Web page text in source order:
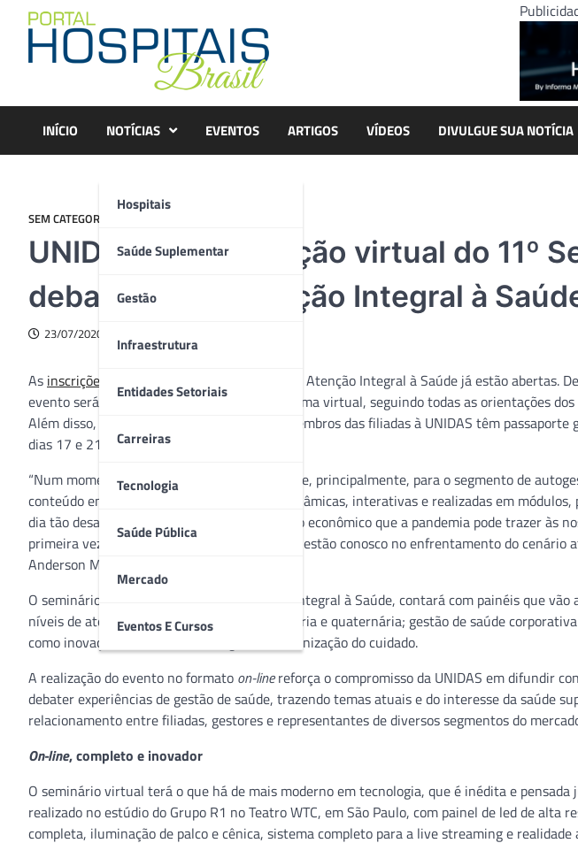
content
INÍCIO NOTÍCIAS
Hospitais
Saúde Suplementar
Gestão
Infraestrutura
Entidades Setoriais
Carreiras
Tecnologia
Saúde Pública
Mercado
Eventos E Cursos
EVENTOS ARTIGOS VÍDEOS DIVULGUE SUA NOTÍCIA
SEM CATEGORIA
UNIDAS realiza edição virtual do 11º
debate sobre Atenção Integral à
23/07/2020
As inscrições
para o 11° Seminário UNIDAS – Atenção Integral à Saúde já estão abertas.
evento será realizado pela primeira vez de forma virtual, seguindo todas as orientações
Além disso, neste ano, todos os gestores e membros das filiadas à UNIDAS têm
dias 17 e 21 de agosto.
“Num momento tão difícil para o nosso setor, e, principalmente, para o segmento de
conteúdo enriquecedor. As palestras serão dinâmicas, interativas e realizadas em
dia tão desafiador. Pensando ainda no impacto econômico que a pandemia pode trazer às
primeira vez 100% das inscrições àqueles que estão conosco no enfrentamento do cenário
Anderson Mendes.
O seminário, que vai debater sobre Atenção Integral à Saúde, contará com painéis que
níveis de atenção primária, secundária, terciária e quaternária; gestão de saúde
como inovação e o uso da tecnologia na humanização do cuidado.
A realização do evento no formato on-linereforça o compromisso da UNIDAS em difundir
debater experiências de gestão de saúde, trazendo temas atuais e do interesse da saúde
relacionamento entre filiadas, gestores e representantes de diversos segmentos do
On-line, completo e inovador
O seminário virtual terá o que há de mais moderno em tecnologia, que é inédita e
realizado no estúdio do Grupo R1 no Teatro WTC, em São Paulo, com painel de led de alta
completa, iluminação de palco e cênica, sistema completo para a live streaming e